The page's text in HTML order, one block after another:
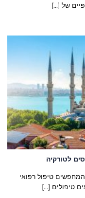
של [...]
לטורקיה
טיפול רפואי
טיפולים [...]